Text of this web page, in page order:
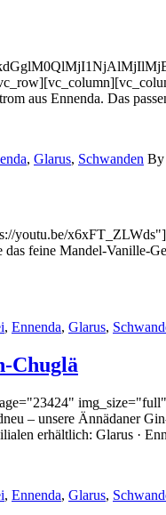
aus Ennenda. Das
, Glarus, Schwanden By
youtu.be/
feine Mandel-Vanille-
, Ennenda, Glarus,
Chuglä
– unsere Ännädaner
erhältlich: Glarus ·
, Ennenda, Glarus,